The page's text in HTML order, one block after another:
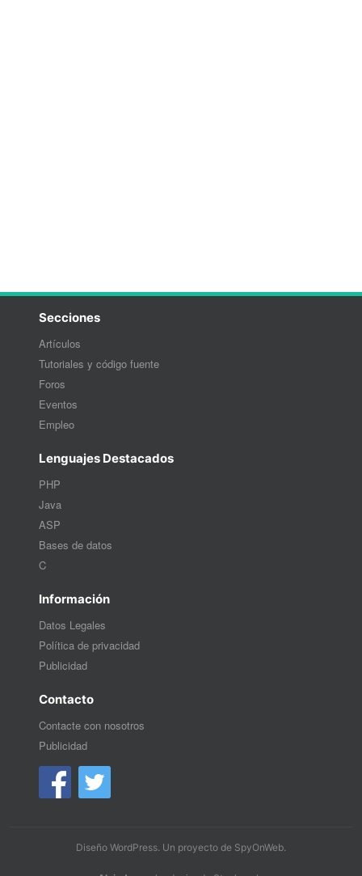
Secciones
Artículos
Tutoriales y código fuente
Foros
Eventos
Empleo
Lenguajes Destacados
PHP
Java
ASP
Bases de datos
C
Información
Datos Legales
Política de privacidad
Publicidad
Contacto
Contacte con nosotros
Publicidad
Diseño WordPress. Un proyecto de SpyOnWeb.